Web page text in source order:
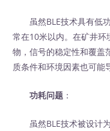
虽然BLE技术具有低功
常在10米以内。在矿井
物，信号的稳定性和覆盖
质条件和环境因素也可能
功耗问题 ：
虽然BLE技术被设计为